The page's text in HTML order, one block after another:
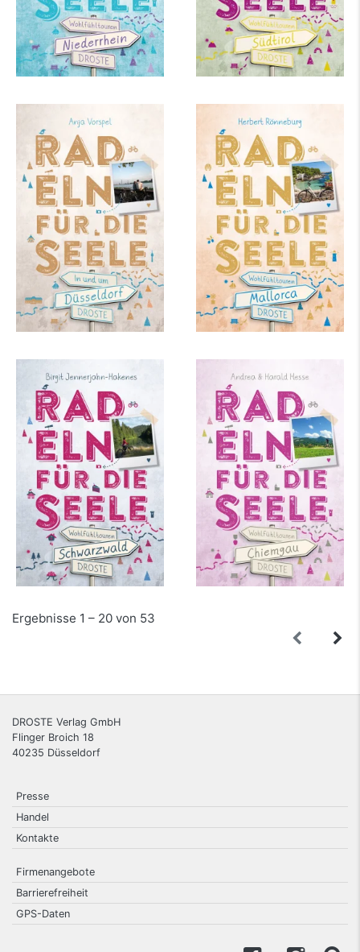
Anja Vorspel
In und um Düsseldorf.
Radeln für die Seele
mehr Infos …
Herbert Rönneburg
Mallorca. Radeln für
die Seele
mehr Infos …
Birgit Jennerjahn-
Hakenes
Schwarzwald. Radeln
für die Seele
mehr Infos …
Andrea Hesse, Harald
Hesse
Chiemgau. Radeln für
die Seele
mehr Infos …
Ergebnisse 1 – 20 von 53
DROSTE Verlag GmbH
Flinger Broich 18
40235 Düsseldorf
Presse
Handel
Kontakte
Firmenangebote
Barrierefreiheit
GPS-Daten